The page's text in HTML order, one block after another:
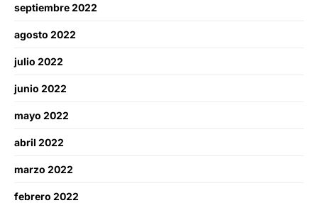
septiembre 2022
agosto 2022
julio 2022
junio 2022
mayo 2022
abril 2022
marzo 2022
febrero 2022